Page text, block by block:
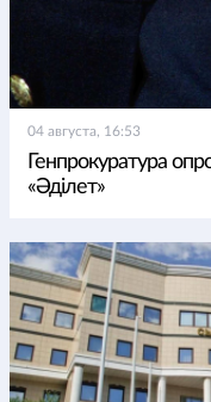
04 августа, 16:53
Генпрокуратура
«Әділет»